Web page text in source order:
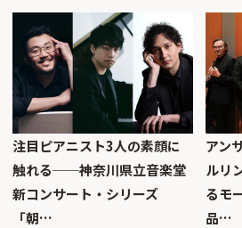
注目ピアニスト3人の素顔に
触れる──神奈川県立音楽堂
新コンサート・シリーズ
「朝…
アン
ルリ
るモ
品…